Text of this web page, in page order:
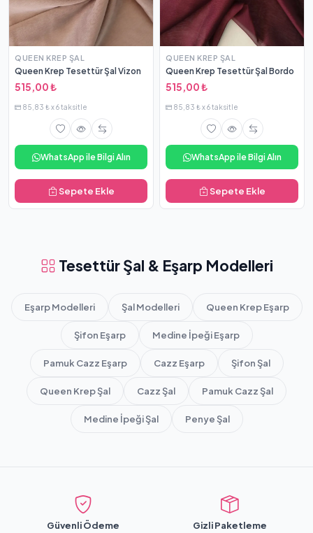
QUEEN KREP ŞAL
Queen Krep Tesettür Şal Vizon
515,00 ₺
85,83 ₺ x 6 taksitle
WhatsApp ile Bilgi Alın
Sepete Ekle
QUEEN KREP ŞAL
Queen Krep Tesettür Şal Bordo
515,00 ₺
85,83 ₺ x 6 taksitle
WhatsApp ile Bilgi Alın
Sepete Ekle
Tesettür Şal & Eşarp Modelleri
Eşarp Modelleri Şal Modelleri Queen Krep Eşarp
Şifon Eşarp Medine İpeği Eşarp
Pamuk Cazz Eşarp Cazz Eşarp Şifon Şal
Queen Krep Şal Cazz Şal Pamuk Cazz Şal
Medine İpeği Şal Penye Şal
Güvenli Ödeme Gizli Paketleme